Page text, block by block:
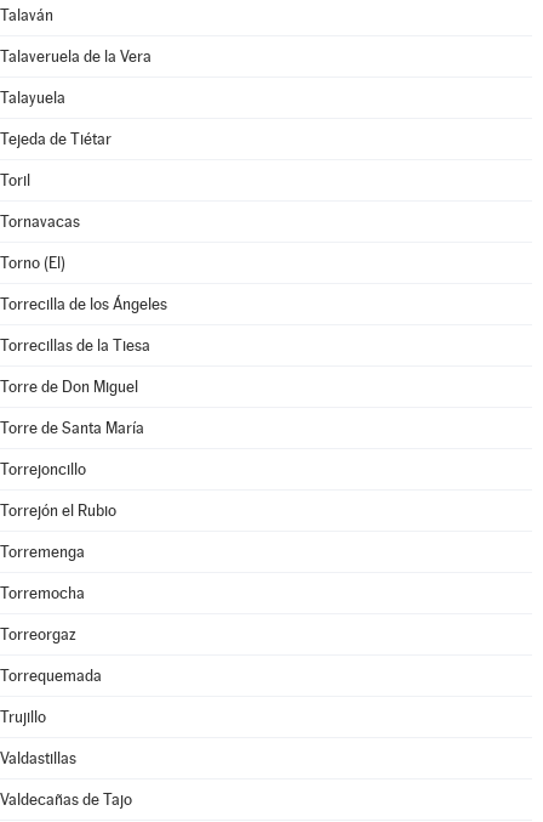
Talaván
Talaveruela de la Vera
Talayuela
Tejeda de Tiétar
Toril
Tornavacas
Torno (El)
Torrecilla de los Ángeles
Torrecillas de la Tiesa
Torre de Don Miguel
Torre de Santa María
Torrejoncillo
Torrejón el Rubio
Torremenga
Torremocha
Torreorgaz
Torrequemada
Trujillo
Valdastillas
Valdecañas de Tajo